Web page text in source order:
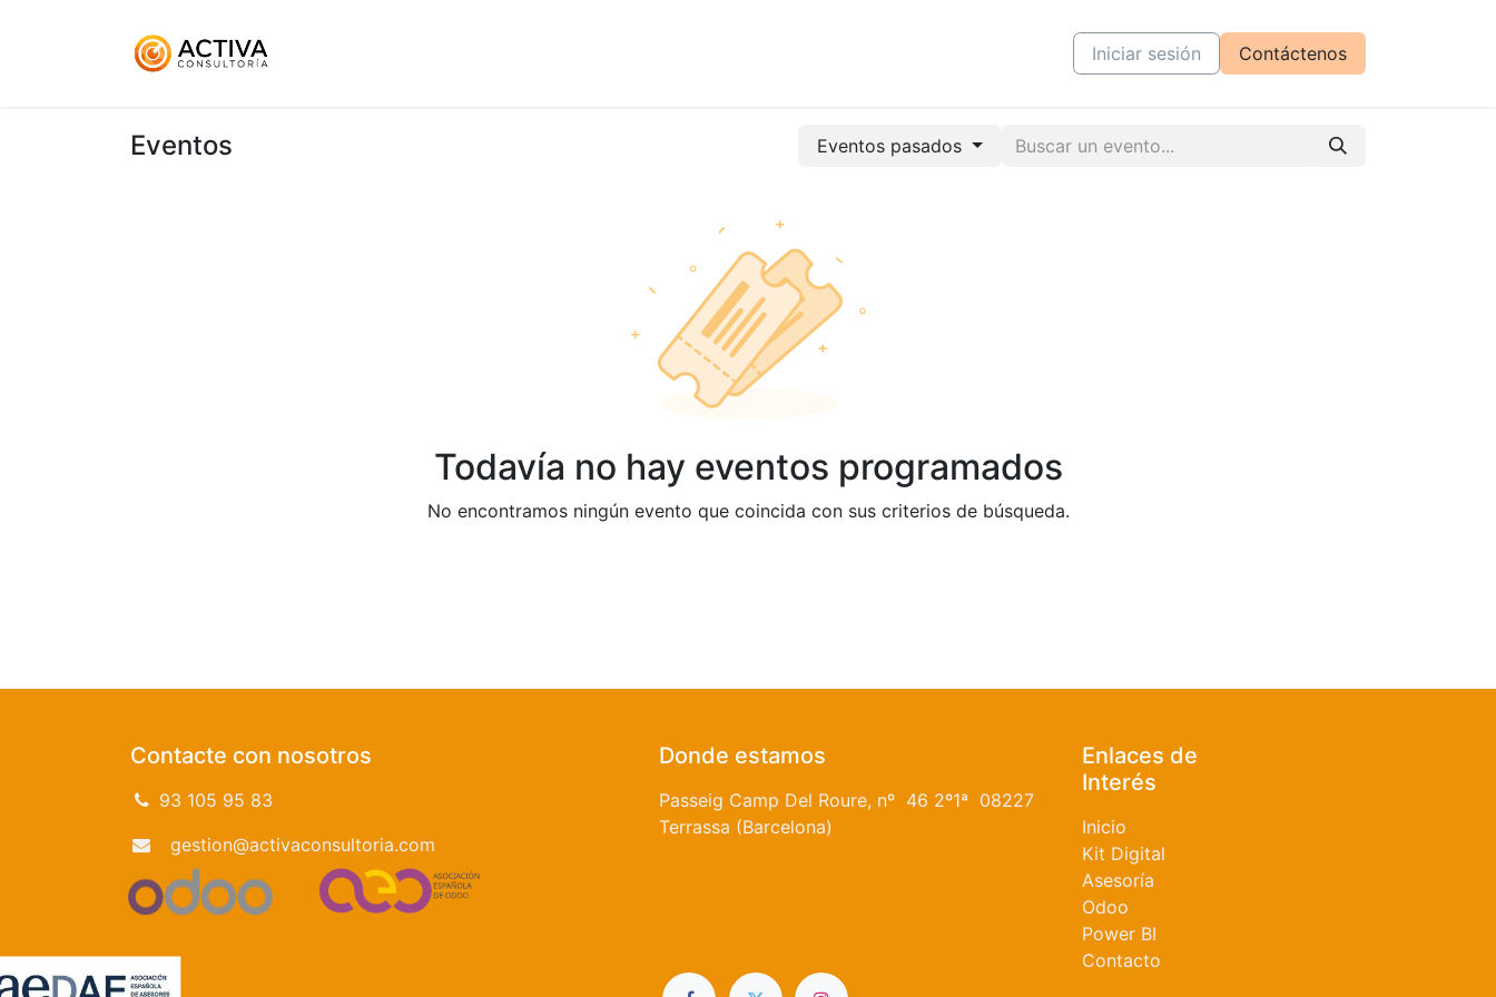
CursosIniciar sesión Contáctenos
Eventos Eventos pasados
Todavía no hay eventos programados
No encontramos ningún evento que coincida con sus criterios de búsqueda.
Contacte con nosotros
93 105 95 83
gestion@activaconsultoria.com
Donde estamos
Passeig Camp Del Roure, nº 46 2º1ª 08227
Terrassa (Barcelona)
Enlaces de
Interés
Inicio
Kit Digital
Asesoría
Odoo
Power BI
Contacto